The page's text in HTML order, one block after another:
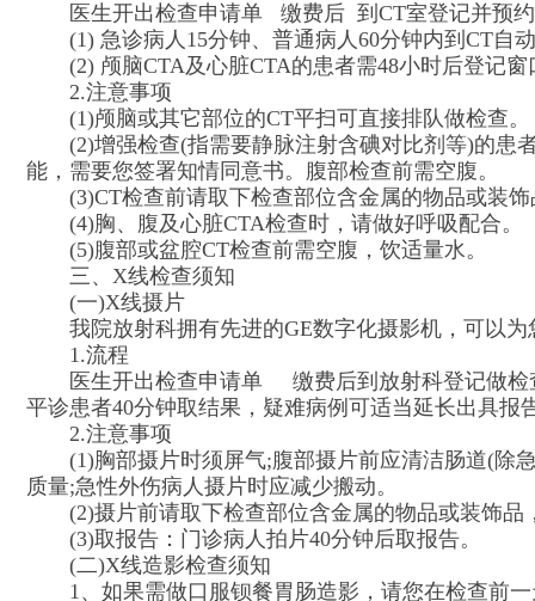
医生开出检查申请单
缴费后 到CT室登记并预
(1) 急诊病人15分钟、普通病人60分钟内到CT自
(2) 颅脑CTA及心脏CTA的患者需48小时后登
2.注意事项
(1)颅脑或其它部位的CT平扫可直接排队做检查。
(2)增强检查(指需要静脉注射含碘对比剂等)的患
能，需要您签署知情同意书。腹部检查前需空腹。
(3)CT检查前请取下检查部位含金属的物品或装
(4)胸、腹及心脏CTA检查时，请做好呼吸配合。
(5)腹部或盆腔CT检查前需空腹，饮适量水。
三、 X线检查须知
(一)X线摄片
我院放射科拥有先进的GE数字化摄影机，可以
1.流程
医生开出检查申请单
缴费后到放射科登记做检
平诊患者40分钟取结果，疑难病例可适当延长出具
2.注意事项
(1)胸部摄片时须屏气;腹部摄片前应清洁肠道(除
质量;急性外伤病人摄片时应减少搬动。
(2)摄片前请取下检查部位含金属的物品或装饰品
(3)取报告：门诊病人拍片40分钟后取报告。
(二)X线造影检查须知
1、如果需做口服钡餐胃肠造影，请您在检查前